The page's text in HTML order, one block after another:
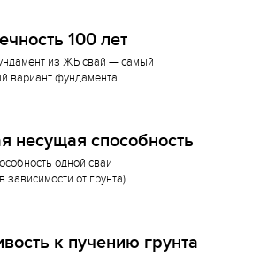
100 лет
из ЖБ свай — самый
вариант фундамента
несущая способность
одной сваи
зависимости от грунта)
к пучению грунта